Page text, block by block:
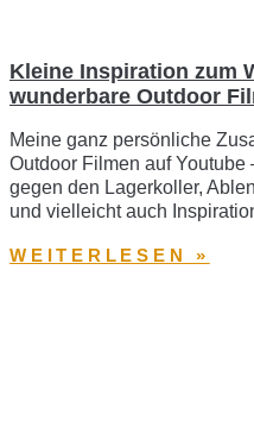
Kleine Inspiration zum
wunderbare Outdoor
Meine ganz persönliche
Outdoor Filmen auf
gegen den Lagerkoller,
und vielleicht auch
WEITERLESEN »